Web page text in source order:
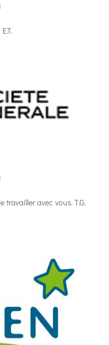
E.T.
travailler avec vous. T.G.